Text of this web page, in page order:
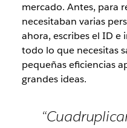
mercado. Antes, para
necesitaban varias
ahora, escribes el ID
todo lo que necesitas
pequeñas eficiencias
grandes ideas.